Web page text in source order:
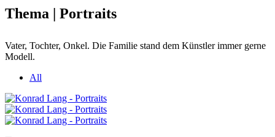
Thema | Portraits
Vater, Tochter, Onkel. Die Familie stand dem Künstler immer gerne
Modell.
All